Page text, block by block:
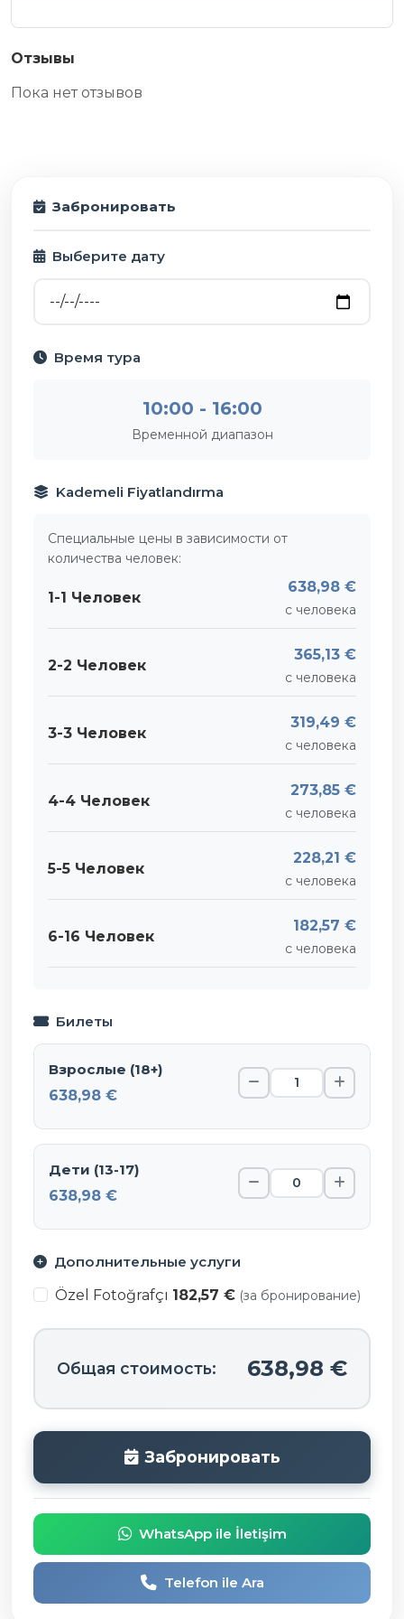
Отзывы
Пока нет отзывов
Забронировать
Выберите дату
Время тура
10:00 - 16:00
Временной диапазон
Kademeli Fiyatlandırma
Специальные цены в зависимости от
количества человек:
1-1 Человек
638,98 €
с человека
2-2 Человек
365,13 €
с человека
3-3 Человек
319,49 €
с человека
4-4 Человек
273,85 €
с человека
5-5 Человек
228,21 €
с человека
6-16 Человек
182,57 €
с человека
Билеты
Взрослые (18+)
638,98 €
Дети (13-17)
638,98 €
Дополнительные услуги
Özel Fotoğrafçı 182,57 € (за бронирование)
Общая стоимость: 638,98 €
Забронировать
WhatsApp ile İletişim
Telefon ile Ara